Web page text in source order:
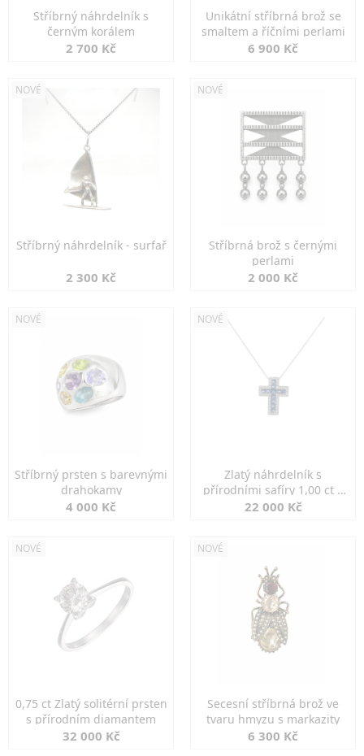
Stříbrný náhrdelník s
černým korálem
2 700 Kč
Unikátní stříbrná brož se
smaltem a říčními perlami
6 900 Kč
NOVÉ
Stříbrný náhrdelník - surfař
2 300 Kč
NOVÉ
Stříbrná brož s černými
perlami
2 000 Kč
NOVÉ
Stříbrný prsten s barevnými
drahokamy
4 000 Kč
NOVÉ
Zlatý náhrdelník s
přírodními safíry 1,00 ct a
diamanty
22 000 Kč
NOVÉ
0,75 ct Zlatý solitérní prsten
s přírodním diamantem
32 000 Kč
NOVÉ
Secesní stříbrná brož ve
tvaru hmyzu s markazity
6 300 Kč